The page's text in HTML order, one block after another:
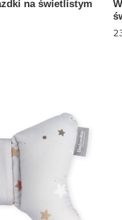
na świetlistym